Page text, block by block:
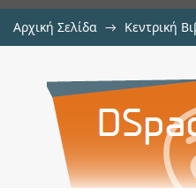
Αρχική Σελίδα → Κεντρική
Analysis of